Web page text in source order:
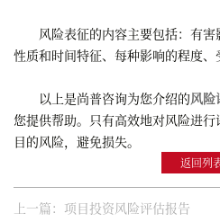
风险表征的内容主要包括：有害
性质和时间特征、每种影响的程度、
以上是尚普咨询为您介绍的风险
您提供帮助。只有高效地对风险进
目的风险，避免损失。
返回列
上一篇：项目投资风险评估报告